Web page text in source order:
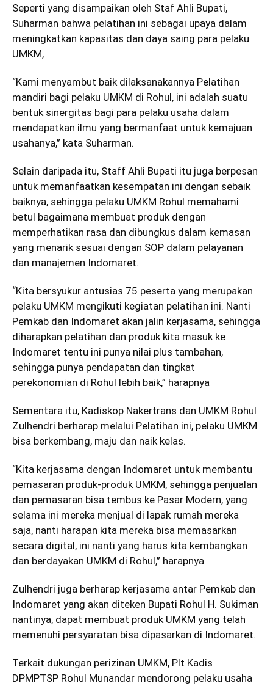
Seperti yang disampaikan oleh Staf Ahli Bupati,
Suharman bahwa pelatihan ini sebagai upaya dalam
meningkatkan kapasitas dan daya saing para pelaku
UMKM,
“Kami menyambut baik dilaksanakannya Pelatihan
mandiri bagi pelaku UMKM di Rohul, ini adalah suatu
bentuk sinergitas bagi para pelaku usaha dalam
mendapatkan ilmu yang bermanfaat untuk kemajuan
usahanya,” kata Suharman.
Selain daripada itu, Staff Ahli Bupati itu juga berpesan
untuk memanfaatkan kesempatan ini dengan sebaik
baiknya, sehingga pelaku UMKM Rohul memahami
betul bagaimana membuat produk dengan
memperhatikan rasa dan dibungkus dalam kemasan
yang menarik sesuai dengan SOP dalam pelayanan
dan manajemen Indomaret.
“Kita bersyukur antusias 75 peserta yang merupakan
pelaku UMKM mengikuti kegiatan pelatihan ini. Nanti
Pemkab dan Indomaret akan jalin kerjasama, sehingga
diharapkan pelatihan dan produk kita masuk ke
Indomaret tentu ini punya nilai plus tambahan,
sehingga punya pendapatan dan tingkat
perekonomian di Rohul lebih baik,” harapnya
Sementara itu, Kadiskop Nakertrans dan UMKM Rohul
Zulhendri berharap melalui Pelatihan ini, pelaku UMKM
bisa berkembang, maju dan naik kelas.
“Kita kerjasama dengan Indomaret untuk membantu
pemasaran produk-produk UMKM, sehingga penjualan
dan pemasaran bisa tembus ke Pasar Modern, yang
selama ini mereka menjual di lapak rumah mereka
saja, nanti harapan kita mereka bisa memasarkan
secara digital, ini nanti yang harus kita kembangkan
dan berdayakan UMKM di Rohul,” harapnya
Zulhendri juga berharap kerjasama antar Pemkab dan
Indomaret yang akan diteken Bupati Rohul H. Sukiman
nantinya, dapat membuat produk UMKM yang telah
memenuhi persyaratan bisa dipasarkan di Indomaret.
Terkait dukungan perizinan UMKM, Plt Kadis
DPMPTSP Rohul Munandar mendorong pelaku usaha